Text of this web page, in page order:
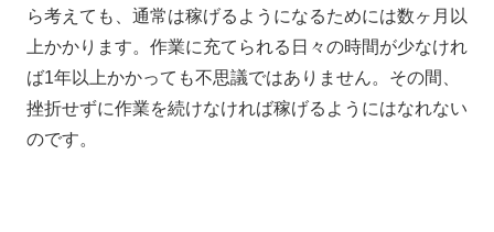
ら考えても、通常は稼げるようになるためには数ヶ月以
上かかります。作業に充てられる日々の時間が少なけれ
ば1年以上かかっても不思議ではありません。その間、
挫折せずに作業を続けなければ稼げるようにはなれない
のです。